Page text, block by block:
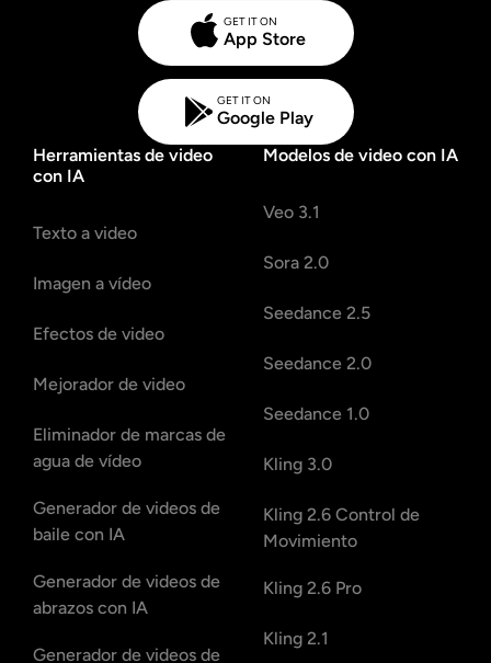
GET IT ON
App Store
GET IT ON
Google Play
Herramientas de video
con IA
Texto a video
Imagen a vídeo
Efectos de video
Mejorador de video
Eliminador de marcas de
agua de vídeo
Generador de videos de
baile con IA
Generador de videos de
abrazos con IA
Generador de videos de
Modelos de video con IA
Veo 3.1
Sora 2.0
Seedance 2.5
Seedance 2.0
Seedance 1.0
Kling 3.0
Kling 2.6 Control de
Movimiento
Kling 2.6 Pro
Kling 2.1